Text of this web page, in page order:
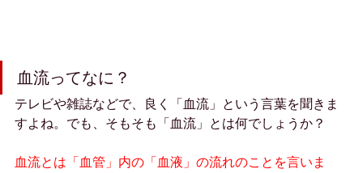
血流ってなに？
テレビや雑誌などで、良く「血流」という言葉を聞きま
すよね。でも、そもそも「血流」とは何でしょうか？
血流とは「血管」内の「血液」の流れのことを言いま